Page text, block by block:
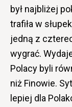
był najbliżej
trafiła w
jedną z
wygrać.
Polacy byli
niż Finowie.
lepiej dla